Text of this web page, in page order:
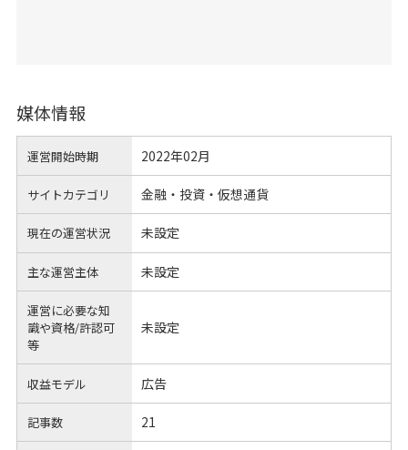
媒体情報
運営開始時期 2022年02月
サイトカテゴリ 金融・投資・仮想通貨
現在の運営状況 未設定
主な運営主体 未設定
運営に必要な知
識や資格/許認可
等
未設定
収益モデル 広告
記事数 21